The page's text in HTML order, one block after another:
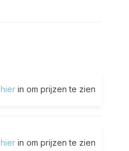
hierin om prijzen te zien
hierin om prijzen te zien